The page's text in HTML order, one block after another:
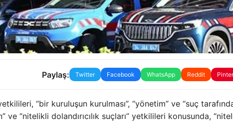
Paylaş: Twitter Facebook WhatsApp Reddit
“bir kuruluşun kurulması”, “yönetim” ve “suç
“nitelikli dolandırıcılık suçları” yetkilileri konusunda,